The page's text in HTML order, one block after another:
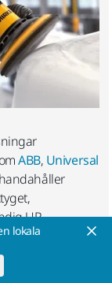
ABB, Universal
UR-
Mirka